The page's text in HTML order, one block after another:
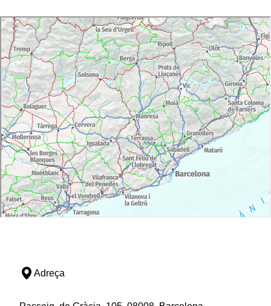
Adreça